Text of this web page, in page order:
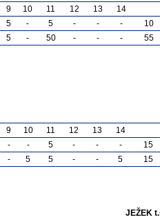
9 10 11 12 13
14
5 - 5 - - -
10
5 - 50 - - - 55
9 10 11 12 13
14
- - 5 - - -
15
- 5 5 - - 5 15
JEŽEK